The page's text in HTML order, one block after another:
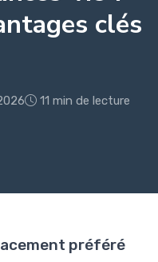
clés
11 min de lecture
préféré